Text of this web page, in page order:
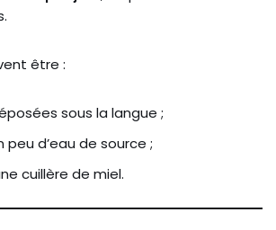
être :
sous la langue ;
peu d’eau de source ;
cuillère de miel.